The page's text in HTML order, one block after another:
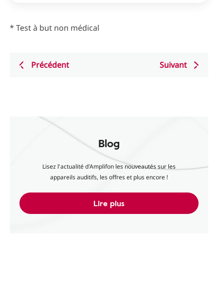
* Test à but non médical
Précédent Suivant
Blog
Lisez l'actualité d'Amplifon les nouveautés sur les
appareils auditifs, les offres et plus encore !
Lire plus